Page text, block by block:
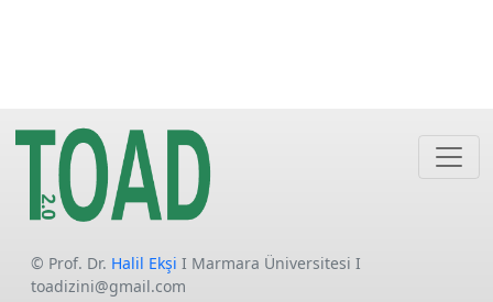
© Prof. Dr. Halil Ekşi I Marmara Üniversitesi I
toadizini@gmail.com